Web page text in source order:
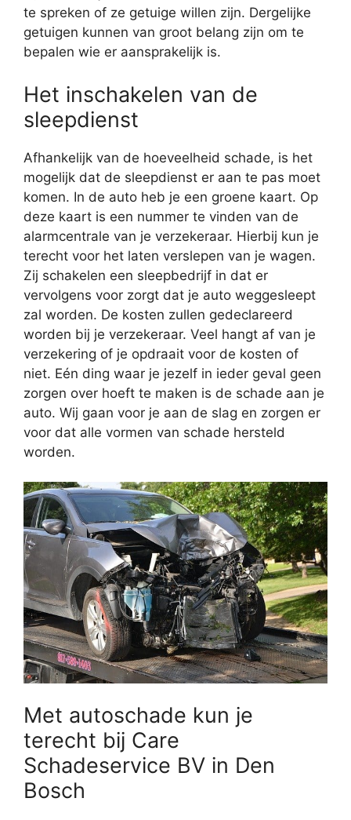
te spreken of ze getuige willen zijn. Dergelijke
getuigen kunnen van groot belang zijn om te
bepalen wie er aansprakelijk is.
Het inschakelen van de
sleepdienst
Afhankelijk van de hoeveelheid schade, is het
mogelijk dat de sleepdienst er aan te pas moet
komen. In de auto heb je een groene kaart. Op
deze kaart is een nummer te vinden van de
alarmcentrale van je verzekeraar. Hierbij kun je
terecht voor het laten verslepen van je wagen.
Zij schakelen een sleepbedrijf in dat er
vervolgens voor zorgt dat je auto weggesleept
zal worden. De kosten zullen gedeclareerd
worden bij je verzekeraar. Veel hangt af van je
verzekering of je opdraait voor de kosten of
niet. Eén ding waar je jezelf in ieder geval geen
zorgen over hoeft te maken is de schade aan je
auto. Wij gaan voor je aan de slag en zorgen er
voor dat alle vormen van schade hersteld
worden.
Met autoschade kun je
terecht bij Care
Schadeservice BV in Den
Bosch